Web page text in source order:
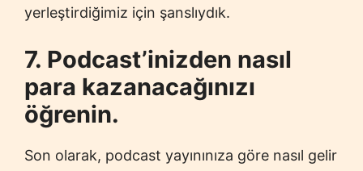
yerleştirdiğimiz için şanslıydık.
7. Podcast’inizden nasıl
para kazanacağınızı
öğrenin.
Son olarak, podcast yayınınıza göre nasıl gelir